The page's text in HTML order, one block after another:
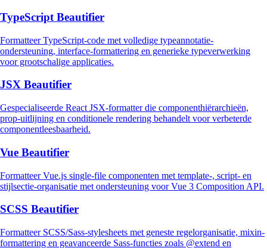
TypeScript Beautifier
Formatteer TypeScript-code met volledige typeannotatie-
ondersteuning, interface-formattering en generieke typeverwerking
voor grootschalige applicaties.
JSX Beautifier
Gespecialiseerde React JSX-formatter die componenthiërarchieën,
prop-uitlijning en conditionele rendering behandelt voor verbeterde
componentleesbaarheid.
Vue Beautifier
Formatteer Vue.js single-file componenten met template-, script- en
stijlsectie-organisatie met ondersteuning voor Vue 3 Composition API.
SCSS Beautifier
Formatteer SCSS/Sass-stylesheets met geneste regelorganisatie, mixin-
formattering en geavanceerde Sass-functies zoals @extend en